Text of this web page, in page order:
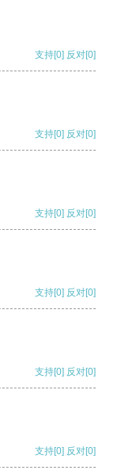
支持[0] 反对[0]
支持[0] 反对[0]
支持[0] 反对[0]
支持[0] 反对[0]
支持[0] 反对[0]
支持[0] 反对[0]